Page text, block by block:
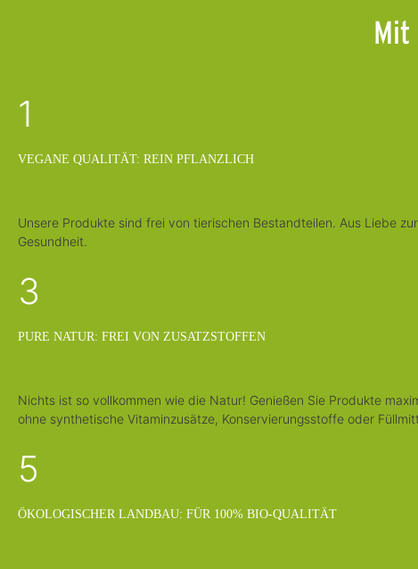
Mit
1
VEGANE QUALITÄT: REIN PFLANZLICH
Unsere Produkte sind frei von tierischen Bestandteilen. Aus Liebe
Gesundheit.
3
PURE NATUR: FREI VON ZUSATZSTOFFEN
Nichts ist so vollkommen wie die Natur! Genießen Sie Produkte
ohne synthetische Vitaminzusätze, Konservierungsstoffe oder
5
ÖKOLOGISCHER LANDBAU: FÜR 100% BIO-QUALITÄT